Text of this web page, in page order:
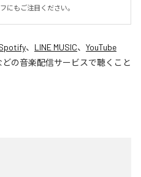
にもご注目ください。
、 LINE MUSIC、 YouTube
どの音楽配信サービスで聴くこと